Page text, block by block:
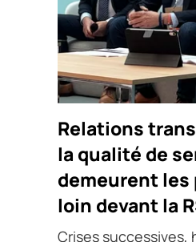
Relations
la qualité de
demeurent
loin devant la
Crises successives,